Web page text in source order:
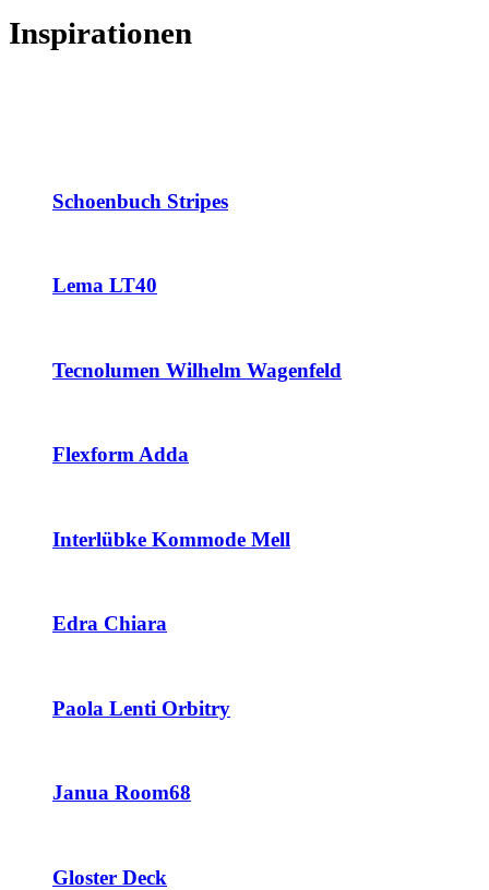
Inspirationen
Schoenbuch Stripes
Lema LT40
Tecnolumen Wilhelm Wagenfeld
Flexform Adda
Interlübke Kommode Mell
Edra Chiara
Paola Lenti Orbitry
Janua Room68
Gloster Deck